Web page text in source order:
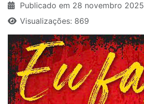
Publicado em 28 novembro 2025
Visualizações: 869